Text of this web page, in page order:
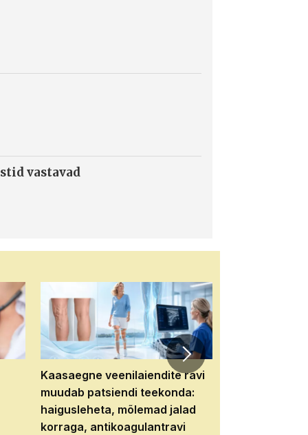
vastavad
Kaasaegne veenilaiendite ravi
muudab patsiendi teekonda:
haigusleheta, mõlemad jalad
korraga, antikoagulantravi